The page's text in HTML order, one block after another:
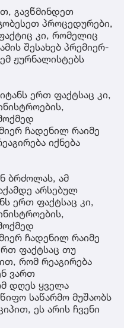
გავწმინდეთ
პროცედურები,
კი, რომელიც
შესახებ პრემიერ-
ჟურნალისტებს
ერთ ფაქტსაც კი,
ჩადენილ რაიმე
იქნება
ბრძოლას, ამ
არსებულ
ერთ ფაქტსაც კი,
ჩადენილ რაიმე
ფაქტსაც თუ
რომ რეაგირება
ვართ
დღეს ყველა
საწარმო მუშაობს
ეს არის ჩვენი